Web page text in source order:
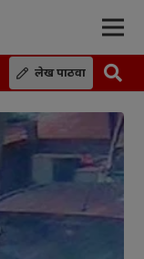
लेख पाठवा